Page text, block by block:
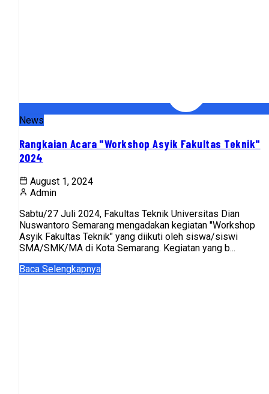
News
Rangkaian Acara "Workshop Asyik Fakultas Teknik"
2024
August 1, 2024
Admin
Sabtu/27 Juli 2024, Fakultas Teknik Universitas Dian
Nuswantoro Semarang mengadakan kegiatan "Workshop
Asyik Fakultas Teknik" yang diikuti oleh siswa/siswi
SMA/SMK/MA di Kota Semarang. Kegiatan yang b...
Baca Selengkapnya